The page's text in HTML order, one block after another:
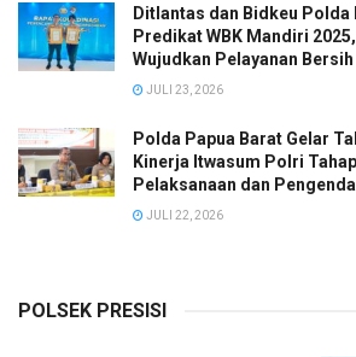
Ditlantas dan Bidkeu Polda
Predikat WBK Mandiri
Wujudkan Pelayanan
JULI 23, 2026
Polda Papua Barat Gelar
Kinerja Itwasum Polri
Pelaksanaan dan
JULI 22, 2026
POLSEK PRESISI